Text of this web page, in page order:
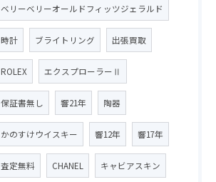
ベリーベリーオールドフィッツジェラルド
時計 ブライトリング 出張買取
ROLEX エクスプローラーⅡ
保証書無し 響21年 陶器
かのすけウイスキー 響12年 響17年
査定無料 CHANEL キャビアスキン